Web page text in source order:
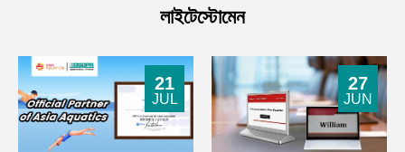
লাইটেস্টোমেন
21
JUL
27
JUN